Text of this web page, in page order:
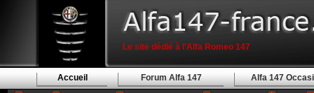
Le site dédié à l'Alfa Romeo 147
Accueil Forum Alfa 147 Alfa 147